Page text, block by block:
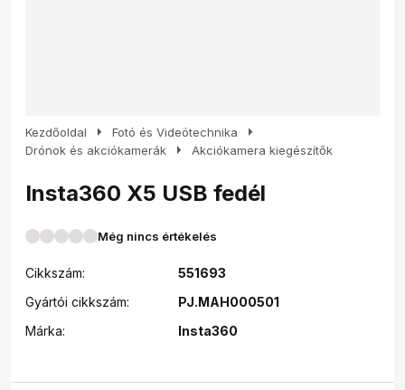
Kezdőoldal arrow_right Fotó és Videótechnika arrow_right
Drónok és akciókamerák arrow_right Akciókamera kiegészítők
Insta360 X5 USB fedél
Még nincs értékelés
Cikkszám:
551693
Gyártói cikkszám:
PJ.MAH000501
Márka:
Insta360